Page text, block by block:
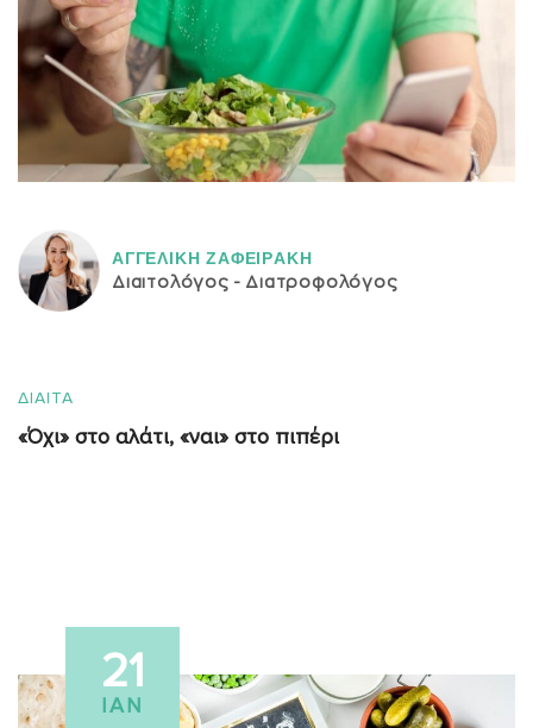
ΑΓΓΕΛΙΚH ΖΑΦΕΙΡAΚΗ
Διαιτολόγος - Διατροφολόγος
ΔΙΑΙΤΑ
«Όχι» στο αλάτι, «ναι» στο πιπέρι
21
ΙΑΝ